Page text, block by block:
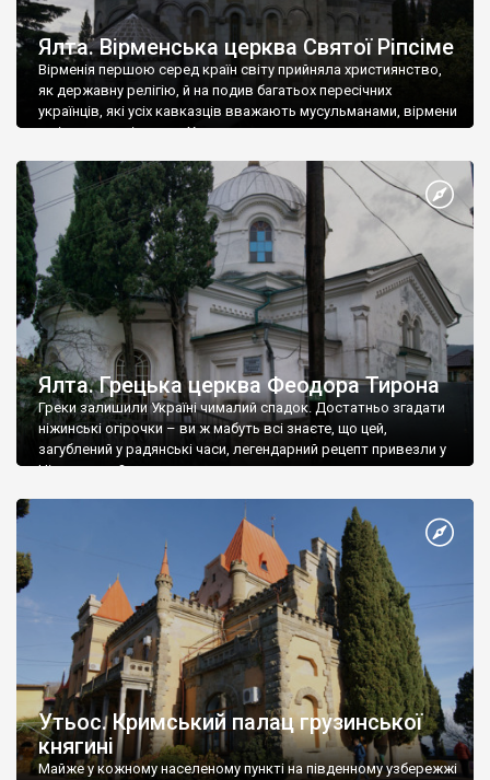
Ялта. Вірменська церква Святої Ріпсіме
Вірменія першою серед країн світу прийняла християнство,
як державну релігію, й на подив багатьох пересічних
українців, які усіх кавказців вважають мусульманами, вірмени
є відданими вірянами Христа
Ялта. Грецька церква Феодора Тирона
Греки залишили Україні чималий спадок. Достатньо згадати
ніжинські огірочки – ви ж мабуть всі знаєте, що цей,
загублений у радянські часи, легендарний рецепт привезли у
Ніжин греки?
Утьос. Кримський палац грузинської
княгині
Майже у кожному населеному пункті на південному узбережжі